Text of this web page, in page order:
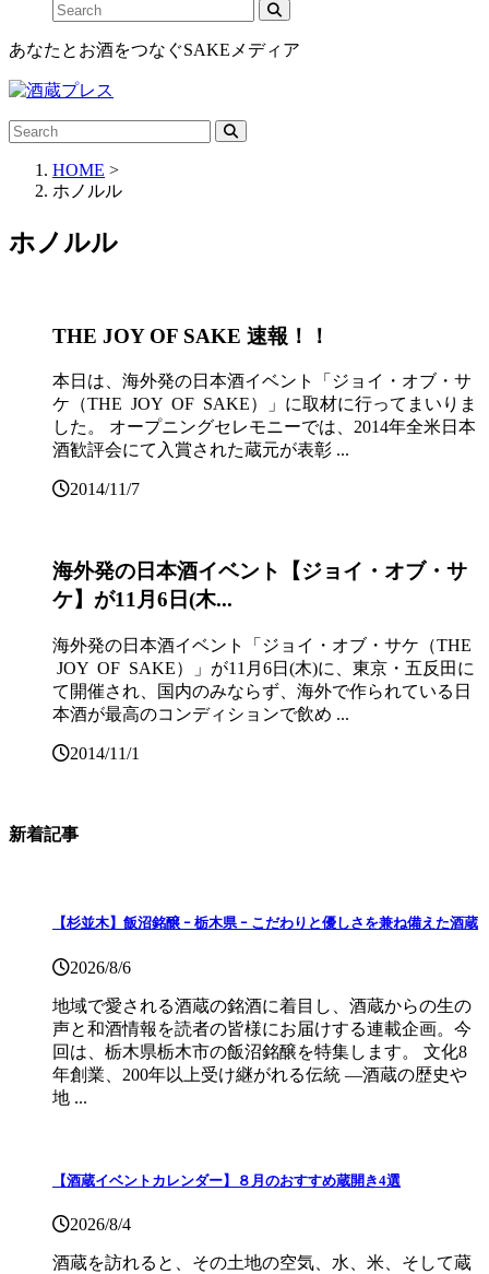
あなたとお酒をつなぐSAKEメディア
HOME >
ホノルル
ホノルル
THE JOY OF SAKE 速報！！
本日は、海外発の日本酒イベント「ジョイ・オブ・サ
ケ（THE JOY OF SAKE）」に取材に行ってまいりま
した。 オープニングセレモニーでは、2014年全米日本
酒歓評会にて入賞された蔵元が表彰 ...
2014/11/7
海外発の日本酒イベント【ジョイ・オブ・サ
ケ】が11月6日(木...
海外発の日本酒イベント「ジョイ・オブ・サケ（THE
JOY OF SAKE）」が11月6日(木)に、東京・五反田に
て開催され、国内のみならず、海外で作られている日
本酒が最高のコンディションで飲め ...
2014/11/1
新着記事
【杉並木】飯沼銘醸 ｰ 栃木県 ｰ こだわりと優しさを兼ね備えた酒蔵
2026/8/6
地域で愛される酒蔵の銘酒に着目し、酒蔵からの生の
声と和酒情報を読者の皆様にお届けする連載企画。今
回は、栃木県栃木市の飯沼銘醸を特集します。 文化8
年創業、200年以上受け継がれる伝統 ―酒蔵の歴史や
地 ...
【酒蔵イベントカレンダー】８月のおすすめ蔵開き4選
2026/8/4
酒蔵を訪れると、その土地の空気、水、米、そして蔵